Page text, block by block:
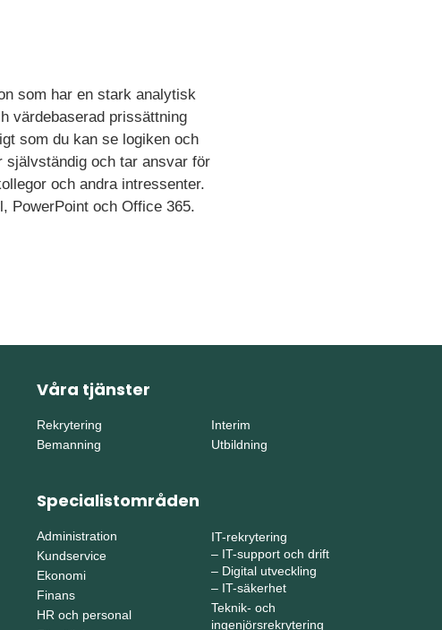
som har en stark analytisk
värdebaserad prissättning
som du kan se logiken och
självständig och tar ansvar för
och andra intressenter.
PowerPoint och Office 365.
Våra tjänster
Rekrytering
Bemanning
Interim
Utbildning
Specialistområden
Administration
Kundservice
Ekonomi
Finans
HR och personal
IT-rekrytering
– IT-support och drift
– Digital utveckling
– IT-säkerhet
Teknik- och
ingenjörsrekrytering